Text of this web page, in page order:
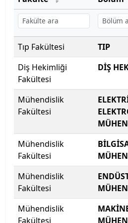
Başkent Üniversitesi
Başkent Üniversitesi
Başkent Üniversitesi
Batman Üniversitesi
Bayburt Üniversitesi
Beykoz Üniversitesi
Bezm-İ Alem Vakıf
Bilecik Şeyh Edebali
Bingöl Üniversitesi
Tıp Fakültesi TIP
Diş Hekimliği
Fakültesi
DİŞ
Mühendislik
Fakültesi
Mühendislik
Fakültesi
Mühendislik
Fakültesi
Mühendislik
Fakültesi